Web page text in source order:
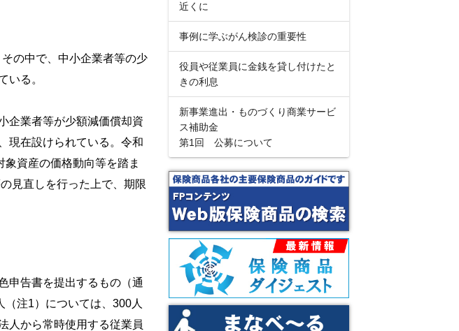
の中で、中小企業者等の少
いる。
企業者等が少額減価償却資
現在設けられている。令和
資産の価格動向等を踏ま
見直しを行った上で、期限
申告書を提出するもの（通
注1）については、300人
人から常時使用する従業員
近くに
事例に学ぶがん検診の重要性
役員や従業員に金銭を貸し付けたと
きの利息
新事業進出・ものづくり商業サービ
ス補助金
第1回 公募について